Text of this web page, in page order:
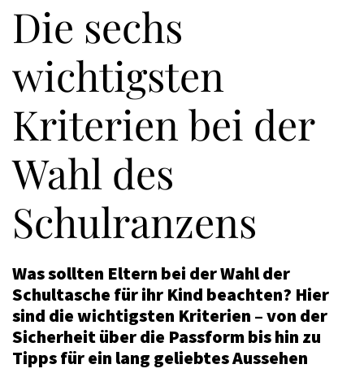
Die sechs
wichtigsten
Kriterien bei der
Wahl des
Schulranzens
Was sollten Eltern bei der Wahl der
Schultasche für ihr Kind beachten? Hier
sind die wichtigsten Kriterien – von der
Sicherheit über die Passform bis hin zu
Tipps für ein lang geliebtes Aussehen